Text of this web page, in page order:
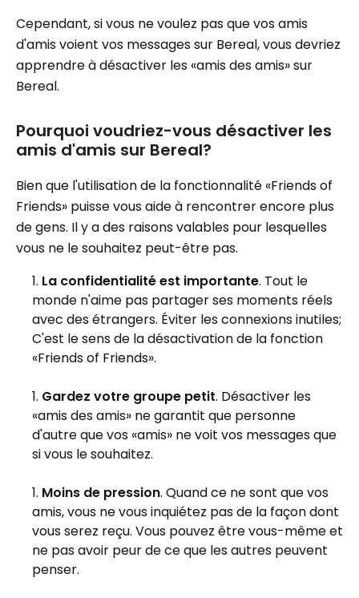
Cependant, si vous ne voulez pas que vos amis
d'amis voient vos messages sur Bereal, vous devriez
apprendre à désactiver les «amis des amis» sur
Bereal.
Pourquoi voudriez-vous désactiver les
amis d'amis sur Bereal?
Bien que l'utilisation de la fonctionnalité «Friends of
Friends» puisse vous aide à rencontrer encore plus
de gens. Il y a des raisons valables pour lesquelles
vous ne le souhaitez peut-être pas.
La confidentialité est importante. Tout le
monde n'aime pas partager ses moments réels
avec des étrangers. Éviter les connexions inutiles;
C'est le sens de la désactivation de la fonction
«Friends of Friends».
Gardez votre groupe petit. Désactiver les
«amis des amis» ne garantit que personne
d'autre que vos «amis» ne voit vos messages que
si vous le souhaitez.
Moins de pression. Quand ce ne sont que vos
amis, vous ne vous inquiétez pas de la façon dont
vous serez reçu. Vous pouvez être vous-même et
ne pas avoir peur de ce que les autres peuvent
penser.